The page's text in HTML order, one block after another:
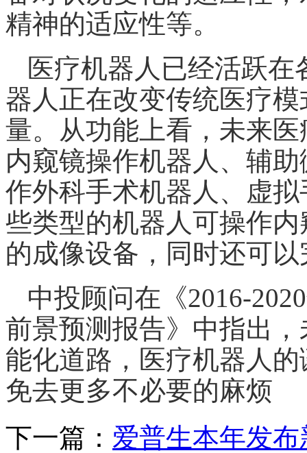
精神的适应性等。
医疗机器人已经活跃
器人正在改变传统医疗
量。从功能上看，未来
内窥镜操作机器人、辅
作外科手术机器人、虚
些类型的机器人可操作
的成像设备，同时还可
中投顾问在《2016-
前景预测报告》中指出
能化道路，医疗机器人
免去更多不必要的麻烦
下一篇： 爱普生本年发